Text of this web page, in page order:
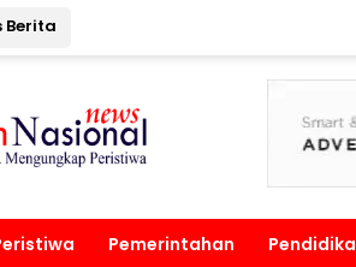
Berita
Pemerintahan